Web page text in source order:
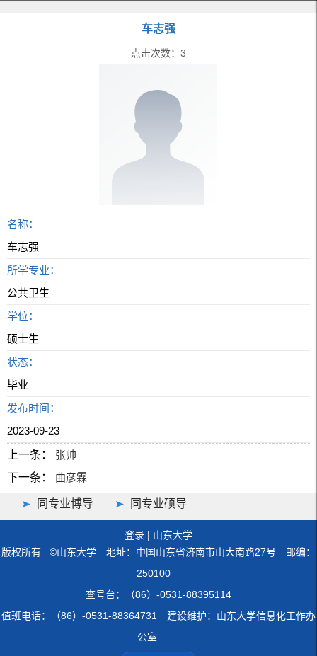
车志强
点击次数： 3
名称：
车志强
所学专业：
公共卫生
学位：
硕士生
状态：
毕业
发布时间：
2023-09-23
上一条：
张帅
下一条：
曲彦霖
同专业博导 同专业硕导
登录 | 山东大学
版权所有 ©山东大学 地址：中国山东省济南市山大南路27号 邮编：
250100
查号台：（86）-0531-88395114
值班电话：（86）-0531-88364731 建设维护：山东大学信息化工作办
公室